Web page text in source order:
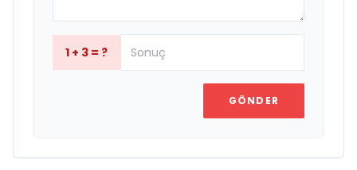
1 + 3 = ?
GÖNDER